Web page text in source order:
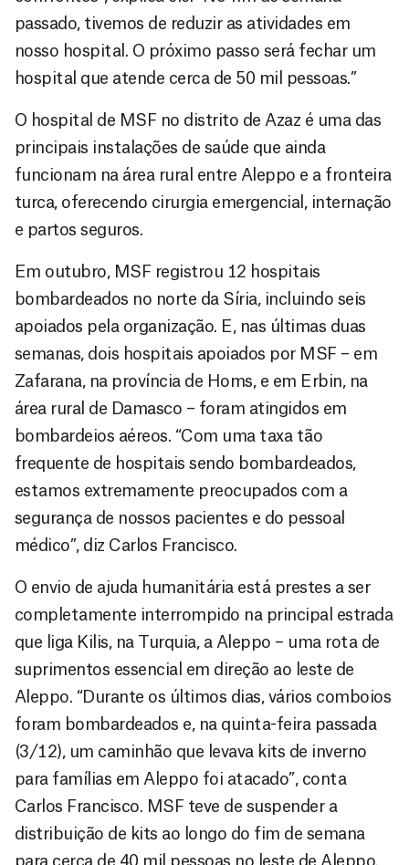
passado, tivemos de reduzir as atividades em
nosso hospital. O próximo passo será fechar um
hospital que atende cerca de 50 mil pessoas.”
O hospital de MSF no distrito de Azaz é uma das
principais instalações de saúde que ainda
funcionam na área rural entre Aleppo e a fronteira
turca, oferecendo cirurgia emergencial, internação
e partos seguros.
Em outubro, MSF registrou 12 hospitais
bombardeados no norte da Síria, incluindo seis
apoiados pela organização. E, nas últimas duas
semanas, dois hospitais apoiados por MSF – em
Zafarana, na província de Homs, e em Erbin, na
área rural de Damasco – foram atingidos em
bombardeios aéreos. “Com uma taxa tão
frequente de hospitais sendo bombardeados,
estamos extremamente preocupados com a
segurança de nossos pacientes e do pessoal
médico”, diz Carlos Francisco.
O envio de ajuda humanitária está prestes a ser
completamente interrompido na principal estrada
que liga Kilis, na Turquia, a Aleppo – uma rota de
suprimentos essencial em direção ao leste de
Aleppo. “Durante os últimos dias, vários comboios
foram bombardeados e, na quinta-feira passada
(3/12), um caminhão que levava kits de inverno
para famílias em Aleppo foi atacado”, conta
Carlos Francisco. MSF teve de suspender a
distribuição de kits ao longo do fim de semana
para cerca de 40 mil pessoas no leste de Aleppo.